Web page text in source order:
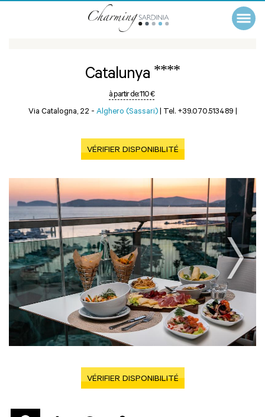
Catalunya ****
à partir de:110 €
Via Catalogna, 22 - Alghero (Sassari) | Tel. +39.070.513489 |
VÉRIFIER DISPONIBILITÉ
VÉRIFIER DISPONIBILITÉ